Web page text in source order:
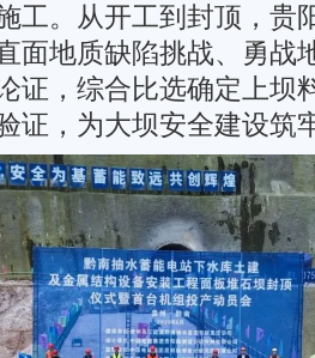
工。从开工到封顶，贵
面地质缺陷挑战、勇战
证，综合比选确定上坝
证，为大坝安全建设筑